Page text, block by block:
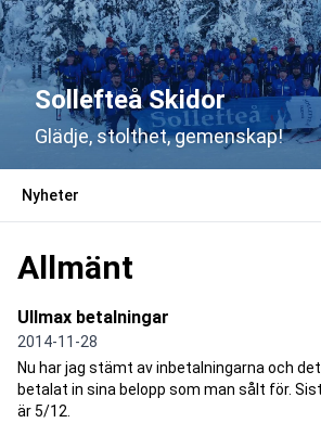
Sollefteå Skidor
Glädje, stolthet, gemenskap!
Nyheter
Allmänt
Ullmax betalningar
2014-11-28
Nu har jag stämt av inbetalningarna och
betalat in sina belopp som man sålt för.
är 5/12.